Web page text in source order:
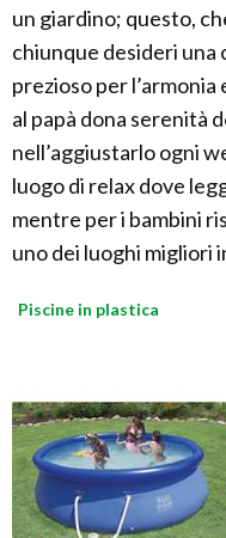
un giardino; questo,
chiunque desideri una
prezioso per
al papà dona serenità
nell’aggiustarlo ogni
luogo di relax dove
mentre per i bambini
uno dei luoghi migliori
Piscine in plastica